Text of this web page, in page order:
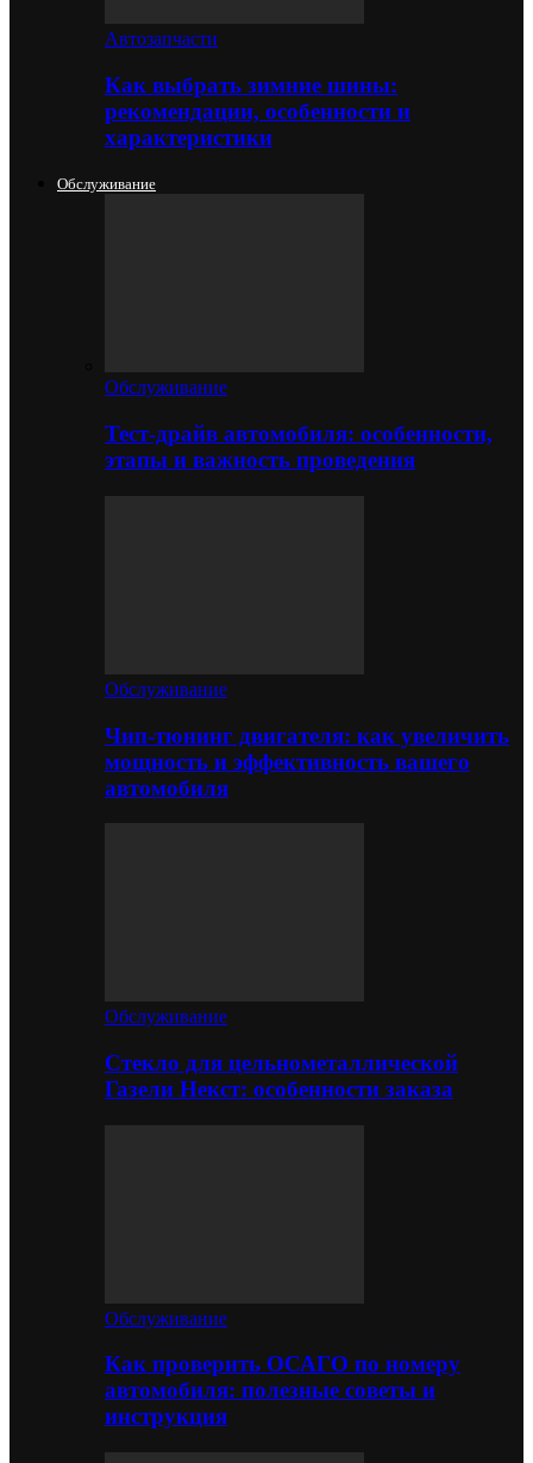
Автозапчасти
Как выбрать зимние шины:
рекомендации, особенности и
характеристики
Обслуживание
Обслуживание
Тест-драйв автомобиля: особенности,
этапы и важность проведения
Обслуживание
Чип-тюнинг двигателя: как увеличить
мощность и эффективность вашего
автомобиля
Обслуживание
Стекло для цельнометаллической
Газели Некст: особенности заказа
Обслуживание
Как проверить ОСАГО по номеру
автомобиля: полезные советы и
инструкция